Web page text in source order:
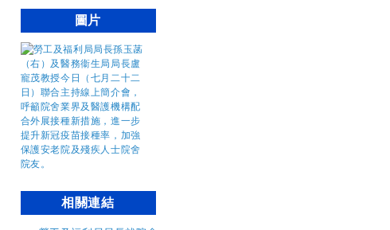
圖片
相關連結